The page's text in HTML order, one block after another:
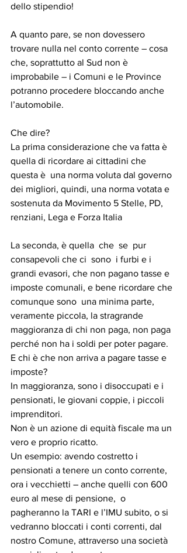
dello stipendio!
A quanto pare, se non dovessero
trovare nulla nel conto corrente – cosa
che, soprattutto al Sud non è
improbabile – i Comuni e le Province
potranno procedere bloccando anche
l’automobile.
Che dire?
La prima considerazione che va fatta è
quella di ricordare ai cittadini che
questa è  una norma voluta dal governo
dei migliori, quindi, una norma votata e
sostenuta da Movimento 5 Stelle, PD,
renziani, Lega e Forza Italia
La seconda, è quella  che  se  pur
consapevoli che ci  sono  i furbi e i
grandi evasori, che non pagano tasse e
imposte comunali, e bene ricordare che
comunque sono  una minima parte,
veramente piccola, la stragrande
maggioranza di chi non paga, non paga
perché non ha i soldi per poter pagare.
E chi è che non arriva a pagare tasse e
imposte?
In maggioranza, sono i disoccupati e i
pensionati, le giovani coppie, i piccoli
imprenditori.
Non è un azione di equità fiscale ma un
vero e proprio ricatto.
Un esempio: avendo costretto i
pensionati a tenere un conto corrente,
ora i vecchietti – anche quelli con 600
euro al mese di pensione,  o
pagheranno la TARI e l’IMU subito, o si
vedranno bloccati i conti correnti, dal
nostro Comune, attraverso una società